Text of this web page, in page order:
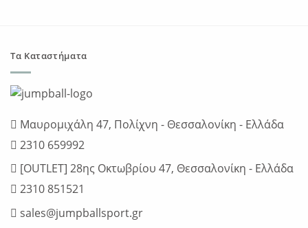
Τα Καταστήματα
Μαυρομιχάλη 47, Πολίχνη - Θεσσαλονίκη - Ελλάδα
2310 659992
[OUTLET] 28ης Οκτωβρίου 47, Θεσσαλονίκη - Ελλάδα
2310 851521
sales@jumpballsport.gr